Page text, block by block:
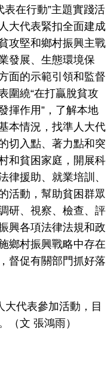
在行動”主題實踐活
大代表緊扣全面建成
攻堅和鄉村振興主戰
發展、生態環境保
面的示範引領和監督
圍繞“在打贏脫貧攻
揮作用”，了解本地
本情況，找準人大代
切入點、著力點和突
和貧困家庭，開展科
律援助、就業培訓、
活動，幫助貧困群眾
研、視察、檢查、評
興各項法律法規和政
鄉村振興戰略中存在
督促有關部門抓好落
代表參加活動，目
（文 張鴻雨）